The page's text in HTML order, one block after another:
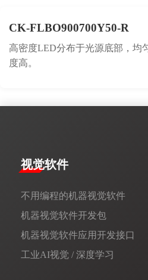
CK-FLBO900700Y50-R
高密度LED分布于光源底部，均
度高。
视觉软件
不用编程的机器视觉软件
机器视觉软件开发包
机器视觉软件应用开发接口
工业AI视觉 / 深度学习